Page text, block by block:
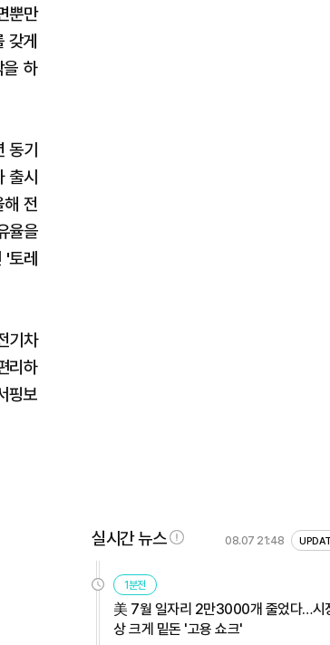
뿐만
갖게
을 하
기
출시
해 전
율을
토레
기차
리하
핑보
실시간 뉴스 08.07 21:48
1분전
美 7월 일자리 2만3000개 줄었다…시
상 크게 밑돈 '고용 쇼크'